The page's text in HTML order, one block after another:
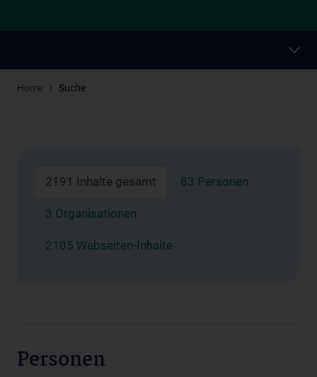
Home Suche
2191 Inhalte gesamt 83 Personen
3 Organisationen
2105 Webseiten-Inhalte
Personen